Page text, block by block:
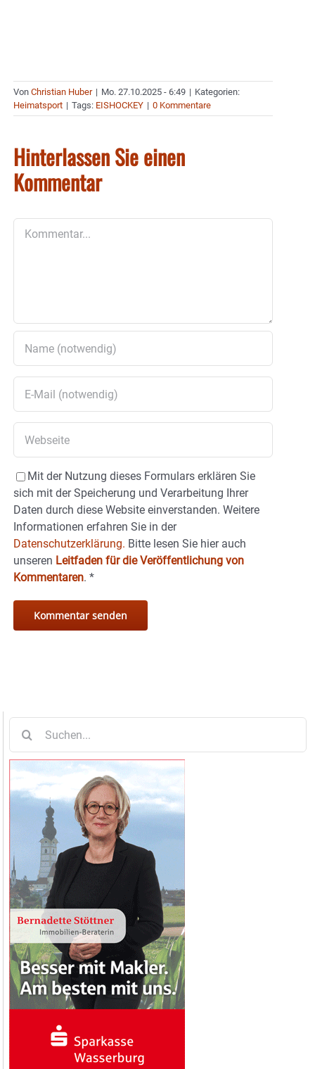
Von Christian Huber | Mo. 27.10.2025 - 6:49 | Kategorien:
Heimatsport | Tags: EISHOCKEY | 0 Kommentare
Hinterlassen Sie einen
Kommentar
Mit der Nutzung dieses Formulars erklären Sie
sich mit der Speicherung und Verarbeitung Ihrer
Daten durch diese Website einverstanden. Weitere
Informationen erfahren Sie in der
Datenschutzerklärung. Bitte lesen Sie hier auch
unseren Leitfaden für die Veröffentlichung von
Kommentaren. *
nach: